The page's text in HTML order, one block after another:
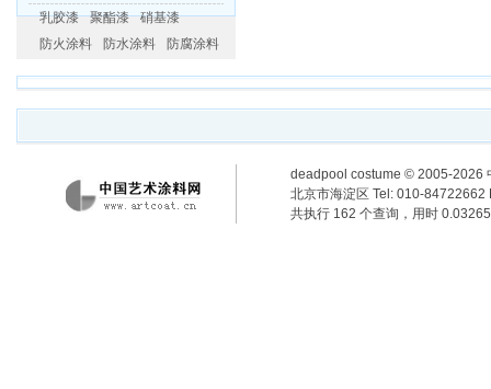
乳胶漆
聚酯漆
硝基漆
防火涂料
防水涂料 防腐涂料
deadpool costume © 2005-2026
北京市海淀区 Tel: 010-84722662
共执行 162 个查询，用时